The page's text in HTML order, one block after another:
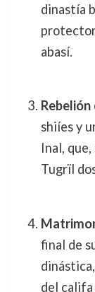
dinastía
abasí.
shiíes y
Inal,
Tugrïl
final de
del califa